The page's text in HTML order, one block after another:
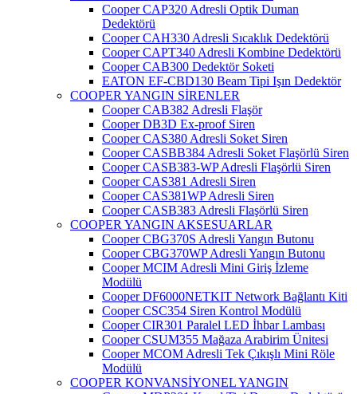
Cooper CAP320 Adresli Optik Duman
Dedektörü
Cooper CAH330 Adresli Sıcaklık Dedektörü
Cooper CAPT340 Adresli Kombine Dedektörü
Cooper CAB300 Dedektör Soketi
EATON EF-CBD130 Beam Tipi Işın Dedektör
COOPER YANGIN SİRENLER
Cooper CAB382 Adresli Flaşör
Cooper DB3D Ex-proof Siren
Cooper CAS380 Adresli Soket Siren
Cooper CASBB384 Adresli Soket Flaşörlü Siren
Cooper CASB383-WP Adresli Flaşörlü Siren
Cooper CAS381 Adresli Siren
Cooper CAS381WP Adresli Siren
Cooper CASB383 Adresli Flaşörlü Siren
COOPER YANGIN AKSESUARLAR
Cooper CBG370S Adresli Yangın Butonu
Cooper CBG370WP Adresli Yangın Butonu
Cooper MCIM Adresli Mini Giriş İzleme
Modülü
Cooper DF6000NETKIT Network Bağlantı Kiti
Cooper CSC354 Siren Kontrol Modülü
Cooper CIR301 Paralel LED İhbar Lambası
Cooper CSUM355 Mağaza Arabirim Ünitesi
Cooper MCOM Adresli Tek Çıkışlı Mini Röle
Modülü
COOPER KONVANSİYONEL YANGIN